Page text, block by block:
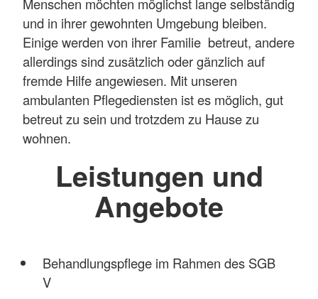
und in ihrer gewohnten Umgebung bleiben.
Einige werden von ihrer Familie betreut, andere
allerdings sind zusätzlich oder gänzlich auf
fremde Hilfe angewiesen. Mit unseren
ambulanten Pflegediensten ist es möglich, gut
betreut zu sein und trotzdem zu Hause zu
wohnen.
Leistungen und
Angebote
Behandlungspflege im Rahmen des SGB
V